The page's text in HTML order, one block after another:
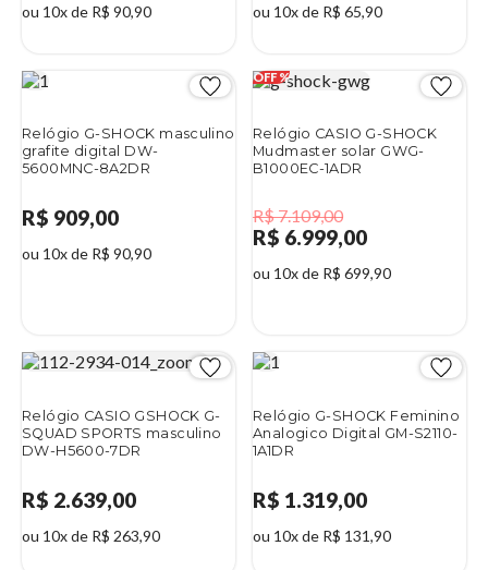
ou 10x de R$ 90,90 ou 10x de R$ 65,90
Relógio G-SHOCK masculino
grafite digital DW-
5600MNC-8A2DR
R$ 909,00
ou 10x de R$ 90,90
Relógio CASIO G-SHOCK
Mudmaster solar GWG-
B1000EC-1ADR
R$ 7.109,00
R$ 6.999,00
ou 10x de R$ 699,90
Relógio CASIO GSHOCK G-
SQUAD SPORTS masculino
DW-H5600-7DR
R$ 2.639,00
ou 10x de R$ 263,90
Relógio G-SHOCK Feminino
Analogico Digital GM-S2110-
1A1DR
R$ 1.319,00
ou 10x de R$ 131,90